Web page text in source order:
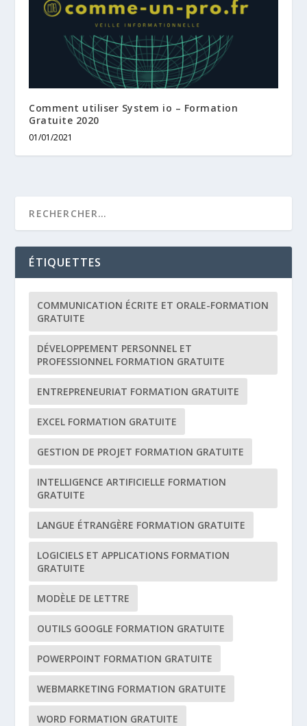
Comment utiliser System io – Formation
Gratuite 2020
01/01/2021
ÉTIQUETTES
COMMUNICATION ÉCRITE ET ORALE-FORMATION
GRATUITE
DÉVELOPPEMENT PERSONNEL ET
PROFESSIONNEL FORMATION GRATUITE
ENTREPRENEURIAT FORMATION GRATUITE
EXCEL FORMATION GRATUITE
GESTION DE PROJET FORMATION GRATUITE
INTELLIGENCE ARTIFICIELLE FORMATION
GRATUITE
LANGUE ÉTRANGÈRE FORMATION GRATUITE
LOGICIELS ET APPLICATIONS FORMATION
GRATUITE
MODÈLE DE LETTRE
OUTILS GOOGLE FORMATION GRATUITE
POWERPOINT FORMATION GRATUITE
WEBMARKETING FORMATION GRATUITE
WORD FORMATION GRATUITE